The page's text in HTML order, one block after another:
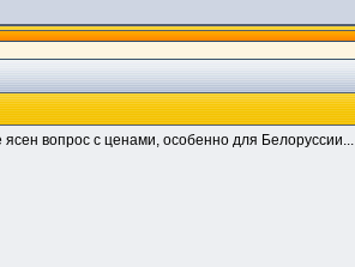
вопрос с ценами, особенно для Белоруссии...